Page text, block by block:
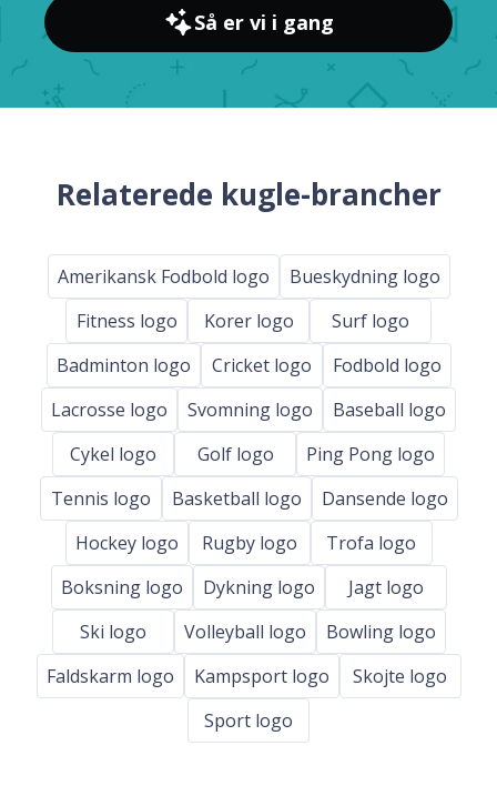
Så er vi i gang
Relaterede kugle-brancher
Amerikansk Fodbold logo
Bueskydning logo
Fitness logo
Korer logo
Surf logo
Badminton logo
Cricket logo
Fodbold logo
Lacrosse logo
Svomning logo
Baseball logo
Cykel logo
Golf logo
Ping Pong logo
Tennis logo
Basketball logo
Dansende logo
Hockey logo
Rugby logo
Trofa logo
Boksning logo
Dykning logo
Jagt logo
Ski logo
Volleyball logo
Bowling logo
Faldskarm logo
Kampsport logo
Skojte logo
Sport logo